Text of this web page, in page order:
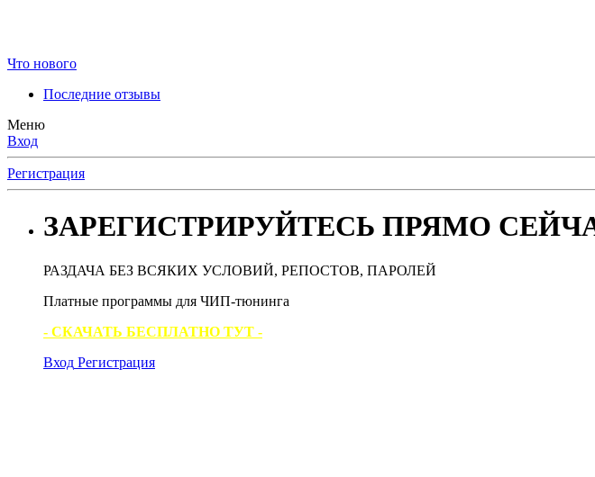
Что нового
Последние отзывы
Меню
Вход
Регистрация
ЗАРЕГИСТРИРУЙТЕСЬ ПРЯМО
РАЗДАЧА БЕЗ ВСЯКИХ УСЛОВИЙ, РЕПОСТОВ, ПАРОЛЕЙ
Платные программы для ЧИП-тюнинга
- СКАЧАТЬ БЕСПЛАТНО ТУТ -
Вход Регистрация